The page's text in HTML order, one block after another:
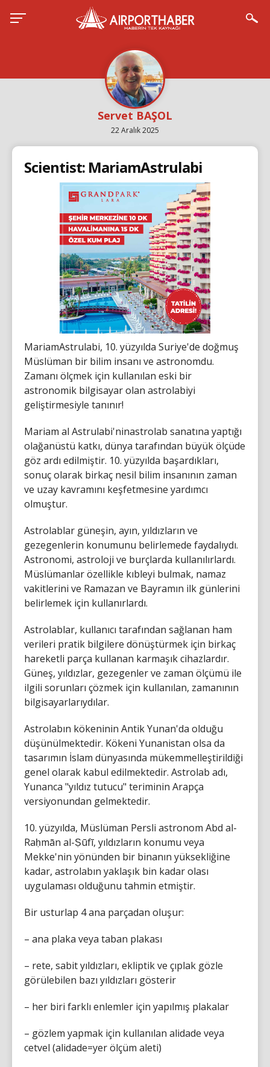
Servet BAŞOL
22 Aralık 2025
Scientist: MariamAstrulabi
MariamAstrulabi, 10. yüzyılda Suriye'de doğmuş
Müslüman bir bilim insanı ve astronomdu.
Zamanı ölçmek için kullanılan eski bir
astronomik bilgisayar olan astrolabiyi
geliştirmesiyle tanınır!
Mariam al Astrulabi'ninastrolab sanatına yaptığı
olağanüstü katkı, dünya tarafından büyük ölçüde
göz ardı edilmiştir. 10. yüzyılda başardıkları,
sonuç olarak birkaç nesil bilim insanının zaman
ve uzay kavramını keşfetmesine yardımcı
olmuştur.
Astrolablar güneşin, ayın, yıldızların ve
gezegenlerin konumunu belirlemede faydalıydı.
Astronomi, astroloji ve burçlarda kullanılırlardı.
Müslümanlar özellikle kıbleyi bulmak, namaz
vakitlerini ve Ramazan ve Bayramın ilk günlerini
belirlemek için kullanırlardı.
Astrolablar, kullanıcı tarafından sağlanan ham
verileri pratik bilgilere dönüştürmek için birkaç
hareketli parça kullanan karmaşık cihazlardır.
Güneş, yıldızlar, gezegenler ve zaman ölçümü ile
ilgili sorunları çözmek için kullanılan, zamanının
bilgisayarlarıydılar.
Astrolabın kökeninin Antik Yunan'da olduğu
düşünülmektedir. Kökeni Yunanistan olsa da
tasarımın İslam dünyasında mükemmelleştirildiği
genel olarak kabul edilmektedir. Astrolab adı,
Yunanca "yıldız tutucu" teriminin Arapça
versiyonundan gelmektedir.
10. yüzyılda, Müslüman Persli astronom Abd al-
Raḥmān al-Ṣūfī, yıldızların konumu veya
Mekke'nin yönünden bir binanın yüksekliğine
kadar, astrolabın yaklaşık bin kadar olası
uygulaması olduğunu tahmin etmiştir.
Bir usturlap 4 ana parçadan oluşur:
– ana plaka veya taban plakası
– rete, sabit yıldızları, ekliptik ve çıplak gözle
görülebilen bazı yıldızları gösterir
– her biri farklı enlemler için yapılmış plakalar
– gözlem yapmak için kullanılan alidade veya
cetvel (alidade=yer ölçüm aleti)